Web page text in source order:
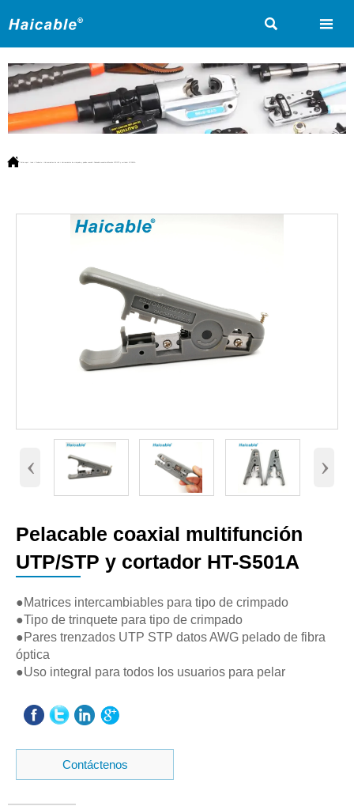
 
 Estás aquí: Producto Pelacable coaxial multifunción UTP/STP y cortador HT-S501A
‹ ›
Pelacable coaxial multifunción
UTP/STP y cortador HT-S501A
●Matrices intercambiables para tipo de crimpado
●Tipo de trinquete para tipo de crimpado
●Pares trenzados UTP STP datos AWG pelado de fibra
óptica
●Uso integral para todos los usuarios para pelar
Contáctenos